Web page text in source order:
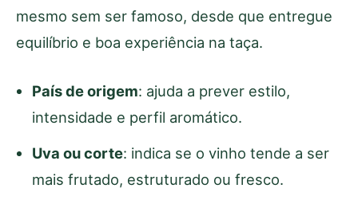
mesmo sem ser famoso, desde que entregue
equilíbrio e boa experiência na taça.
País de origem: ajuda a prever estilo,
intensidade e perfil aromático.
Uva ou corte: indica se o vinho tende a ser
mais frutado, estruturado ou fresco.